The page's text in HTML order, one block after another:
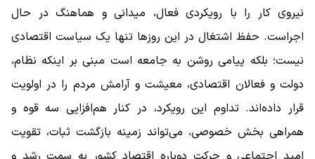
نیروی کار را با رویکردی فعال، میدانی و هماهنگ در حال
اجراست. حفظ اشتغال در این روزها تنها یک سیاست اقتصادی
نیست؛ بلکه پیامی روشن به جامعه است مبنی بر اینکه نظام،
دولت و فعالان اقتصادی، معیشت و آرامش مردم را در اولویت
قرار داده‌اند. تداوم این رویکرد، در کنار هم‌افزایی سه قوه و
همراهی بخش خصوصی، می‌تواند زمینه بازگشت ثبات، تقویت